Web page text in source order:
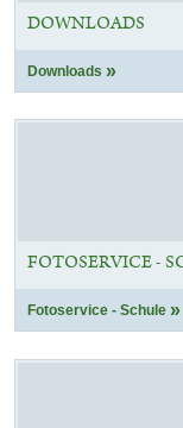
DOWNLOADS
Downloads
FOTOSERVICE -
Fotoservice - Schule